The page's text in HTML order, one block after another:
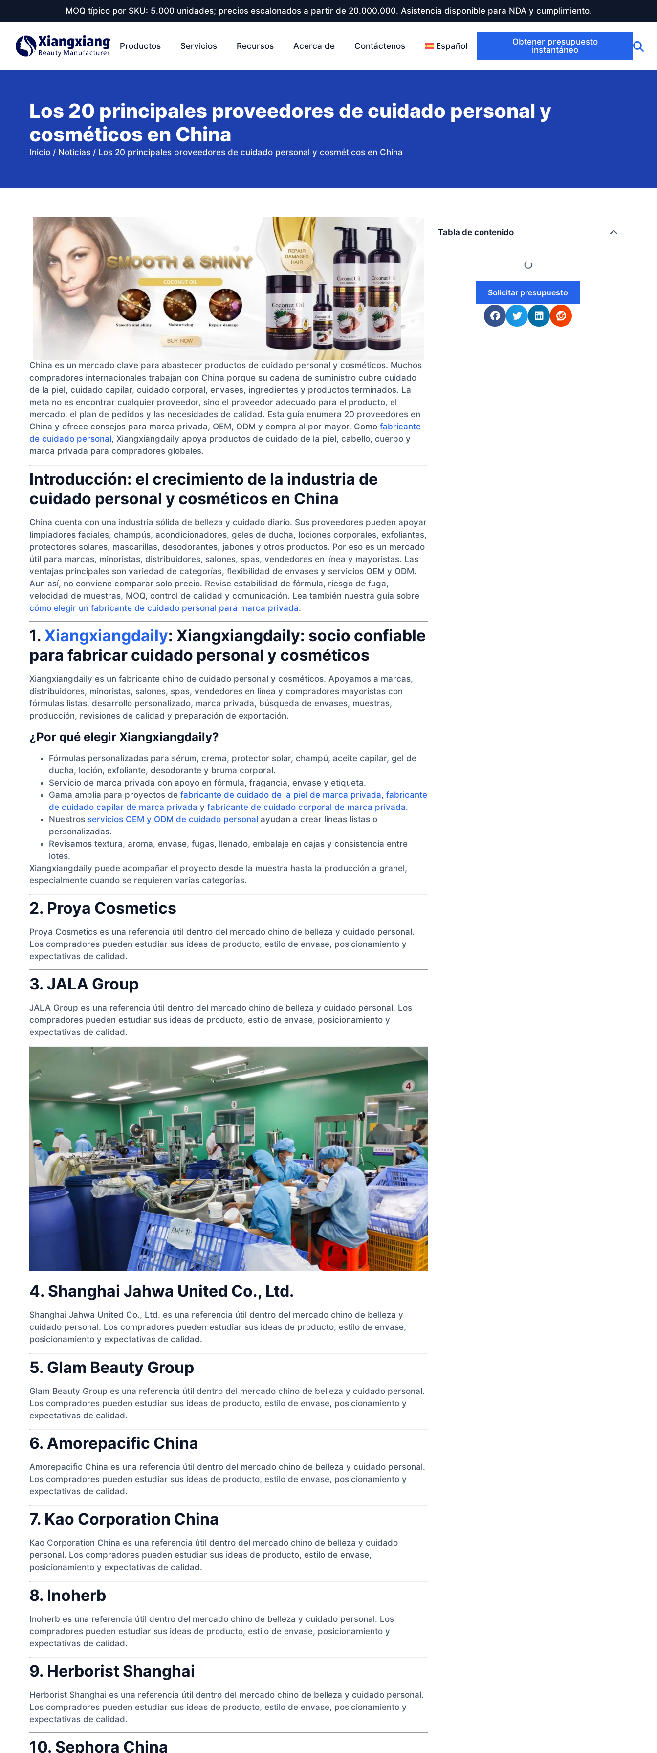
MOQ típico por SKU: 5.000 unidades; precios escalonados a partir de 20.000.000. Asistencia disponible para NDA y cumplimiento.
Productos Servicios Recursos Acerca de Contáctenos Español
Obtener presupuesto
instantáneo
Los 20 principales proveedores de cuidado personal y
cosméticos en China
Inicio / Noticias / Los 20 principales proveedores de cuidado personal y cosméticos en China
China es un mercado clave para abastecer productos de cuidado personal y cosméticos. Muchos
compradores internacionales trabajan con China porque su cadena de suministro cubre cuidado
de la piel, cuidado capilar, cuidado corporal, envases, ingredientes y productos terminados. La
meta no es encontrar cualquier proveedor, sino el proveedor adecuado para el producto, el
mercado, el plan de pedidos y las necesidades de calidad. Esta guía enumera 20 proveedores en
China y ofrece consejos para marca privada, OEM, ODM y compra al por mayor. Como fabricante
de cuidado personal, Xiangxiangdaily apoya productos de cuidado de la piel, cabello, cuerpo y
marca privada para compradores globales.
Introducción: el crecimiento de la industria de
cuidado personal y cosméticos en China
China cuenta con una industria sólida de belleza y cuidado diario. Sus proveedores pueden apoyar
limpiadores faciales, champús, acondicionadores, geles de ducha, lociones corporales, exfoliantes,
protectores solares, mascarillas, desodorantes, jabones y otros productos. Por eso es un mercado
útil para marcas, minoristas, distribuidores, salones, spas, vendedores en línea y mayoristas. Las
ventajas principales son variedad de categorías, flexibilidad de envases y servicios OEM y ODM.
Aun así, no conviene comparar solo precio. Revise estabilidad de fórmula, riesgo de fuga,
velocidad de muestras, MOQ, control de calidad y comunicación. Lea también nuestra guía sobre
cómo elegir un fabricante de cuidado personal para marca privada.
1. Xiangxiangdaily: Xiangxiangdaily: socio confiable
para fabricar cuidado personal y cosméticos
Xiangxiangdaily es un fabricante chino de cuidado personal y cosméticos. Apoyamos a marcas,
distribuidores, minoristas, salones, spas, vendedores en línea y compradores mayoristas con
fórmulas listas, desarrollo personalizado, marca privada, búsqueda de envases, muestras,
producción, revisiones de calidad y preparación de exportación.
¿Por qué elegir Xiangxiangdaily?
Fórmulas personalizadas para sérum, crema, protector solar, champú, aceite capilar, gel de
ducha, loción, exfoliante, desodorante y bruma corporal.
Servicio de marca privada con apoyo en fórmula, fragancia, envase y etiqueta.
Gama amplia para proyectos de fabricante de cuidado de la piel de marca privada, fabricante
de cuidado capilar de marca privada y fabricante de cuidado corporal de marca privada.
Nuestros servicios OEM y ODM de cuidado personal ayudan a crear líneas listas o
personalizadas.
Revisamos textura, aroma, envase, fugas, llenado, embalaje en cajas y consistencia entre
lotes.
Xiangxiangdaily puede acompañar el proyecto desde la muestra hasta la producción a granel,
especialmente cuando se requieren varias categorías.
2. Proya Cosmetics
Proya Cosmetics es una referencia útil dentro del mercado chino de belleza y cuidado personal.
Los compradores pueden estudiar sus ideas de producto, estilo de envase, posicionamiento y
expectativas de calidad.
3. JALA Group
JALA Group es una referencia útil dentro del mercado chino de belleza y cuidado personal. Los
compradores pueden estudiar sus ideas de producto, estilo de envase, posicionamiento y
expectativas de calidad.
4. Shanghai Jahwa United Co., Ltd.
Shanghai Jahwa United Co., Ltd. es una referencia útil dentro del mercado chino de belleza y
cuidado personal. Los compradores pueden estudiar sus ideas de producto, estilo de envase,
posicionamiento y expectativas de calidad.
5. Glam Beauty Group
Glam Beauty Group es una referencia útil dentro del mercado chino de belleza y cuidado personal.
Los compradores pueden estudiar sus ideas de producto, estilo de envase, posicionamiento y
expectativas de calidad.
6. Amorepacific China
Amorepacific China es una referencia útil dentro del mercado chino de belleza y cuidado personal.
Los compradores pueden estudiar sus ideas de producto, estilo de envase, posicionamiento y
expectativas de calidad.
7. Kao Corporation China
Kao Corporation China es una referencia útil dentro del mercado chino de belleza y cuidado
personal. Los compradores pueden estudiar sus ideas de producto, estilo de envase,
posicionamiento y expectativas de calidad.
8. Inoherb
Inoherb es una referencia útil dentro del mercado chino de belleza y cuidado personal. Los
compradores pueden estudiar sus ideas de producto, estilo de envase, posicionamiento y
expectativas de calidad.
9. Herborist Shanghai
Herborist Shanghai es una referencia útil dentro del mercado chino de belleza y cuidado personal.
Los compradores pueden estudiar sus ideas de producto, estilo de envase, posicionamiento y
expectativas de calidad.
10. Sephora China
Tabla de contenido
Solicitar presupuesto